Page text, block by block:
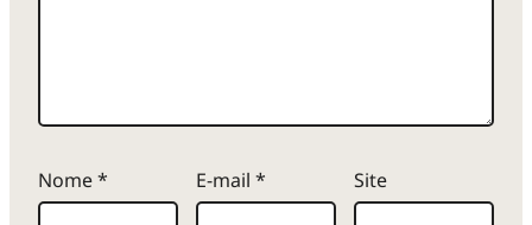
Nome* E-mail * Site